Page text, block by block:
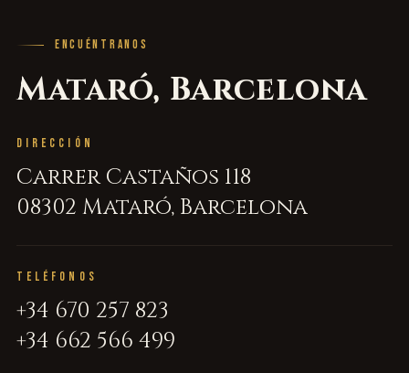
ENCUÉNTRANOS
Mataró, Barcelona
DIRECCIÓN
Carrer Castaños 118
08302 Mataró, Barcelona
TELÉFONOS
+34 670 257 823
+34 662 566 499